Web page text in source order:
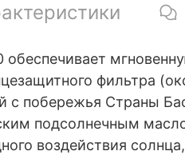
фильтра
с побережья Страны
подсолнечным
воздействия